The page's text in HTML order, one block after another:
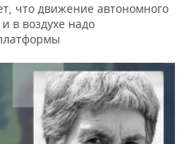
что движение автономного
в воздухе надо